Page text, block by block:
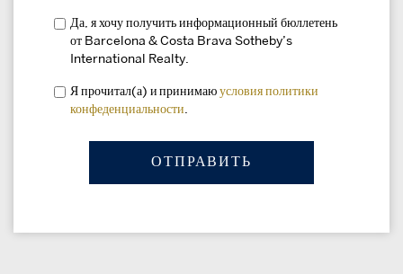
Да, я хочу получить информационный бюллетень
от Barcelona & Costa Brava Sotheby’s
International Realty.
Я прочитал(а) и принимаю условия политики
конфеденциальности